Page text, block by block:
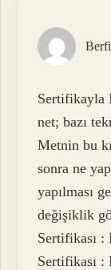
Sertifikayla
net; bazı
Metnin bu
sonra ne
yapılması
değişiklik
Sertifikası
Sertifikası